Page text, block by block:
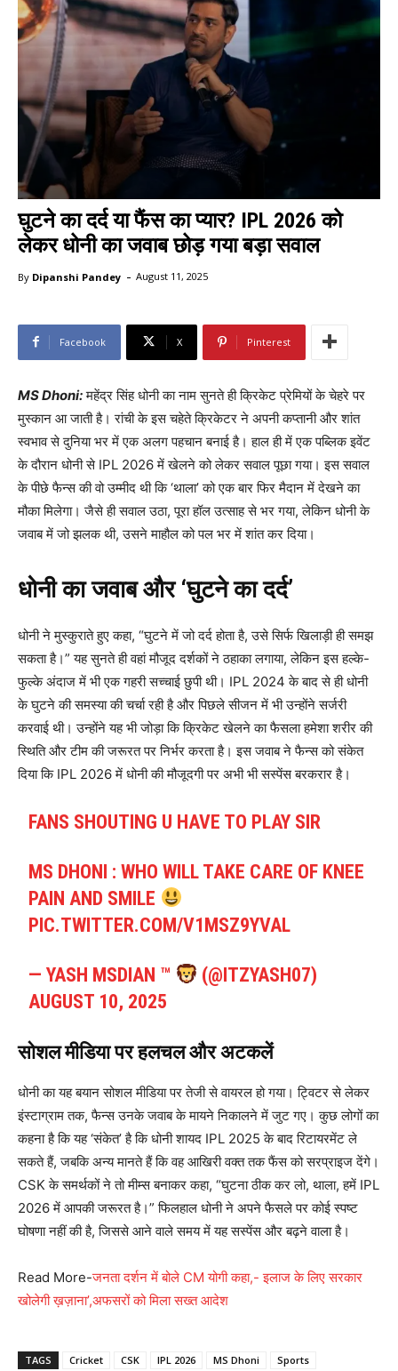
घुटने का दर्द या फैंस का प्यार? IPL 2026 को
लेकर धोनी का जवाब छोड़ गया बड़ा सवाल
By Dipanshi Pandey - August 11, 2025
Facebook X Pinterest
MS Dhoni:महेंद्र सिंह धोनी का नाम सुनते ही क्रिकेट प्रेमियों के चेहरे पर
मुस्कान आ जाती है। रांची के इस चहेते क्रिकेटर ने अपनी कप्तानी और शांत
स्वभाव से दुनिया भर में एक अलग पहचान बनाई है। हाल ही में एक पब्लिक इवेंट
के दौरान धोनी से IPL 2026 में खेलने को लेकर सवाल पूछा गया। इस सवाल
के पीछे फैन्स की वो उम्मीद थी कि ‘थाला’ को एक बार फिर मैदान में देखने का
मौका मिलेगा। जैसे ही सवाल उठा, पूरा हॉल उत्साह से भर गया, लेकिन धोनी के
जवाब में जो झलक थी, उसने माहौल को पल भर में शांत कर दिया।
धोनी का जवाब और ‘घुटने का दर्द’
धोनी ने मुस्कुराते हुए कहा, “घुटने में जो दर्द होता है, उसे सिर्फ खिलाड़ी ही समझ
सकता है।” यह सुनते ही वहां मौजूद दर्शकों ने ठहाका लगाया, लेकिन इस हल्के-
फुल्के अंदाज में भी एक गहरी सच्चाई छुपी थी। IPL 2024 के बाद से ही धोनी
के घुटने की समस्या की चर्चा रही है और पिछले सीजन में भी उन्होंने सर्जरी
करवाई थी। उन्होंने यह भी जोड़ा कि क्रिकेट खेलने का फैसला हमेशा शरीर की
स्थिति और टीम की जरूरत पर निर्भर करता है। इस जवाब ने फैन्स को संकेत
दिया कि IPL 2026 में धोनी की मौजूदगी पर अभी भी सस्पेंस बरकरार है।
FANS SHOUTING U HAVE TO PLAY SIR
MS DHONI : WHO WILL TAKE CARE OF KNEE
PAIN AND SMILE
PIC.TWITTER.COM/V1MSZ9YVAL
— YASH MSDIAN ™️
(@ITZYASH07)
AUGUST 10, 2025
सोशल मीडिया पर हलचल और अटकलें
धोनी का यह बयान सोशल मीडिया पर तेजी से वायरल हो गया। ट्विटर से लेकर
इंस्टाग्राम तक, फैन्स उनके जवाब के मायने निकालने में जुट गए। कुछ लोगों का
कहना है कि यह ‘संकेत’ है कि धोनी शायद IPL 2025 के बाद रिटायरमेंट ले
सकते हैं, जबकि अन्य मानते हैं कि वह आखिरी वक्त तक फैंस को सरप्राइज देंगे।
CSK के समर्थकों ने तो मीम्स बनाकर कहा, “घुटना ठीक कर लो, थाला, हमें IPL
2026 में आपकी जरूरत है।” फिलहाल धोनी ने अपने फैसले पर कोई स्पष्ट
घोषणा नहीं की है, जिससे आने वाले समय में यह सस्पेंस और बढ़ने वाला है।
Read More-जनता दर्शन में बोले CM योगी कहा,- इलाज के लिए सरकार
खोलेगी ख़ज़ाना’,अफसरों को मिला सख्त आदेश
TAGS Cricket CSK IPL 2026 MS Dhoni Sports